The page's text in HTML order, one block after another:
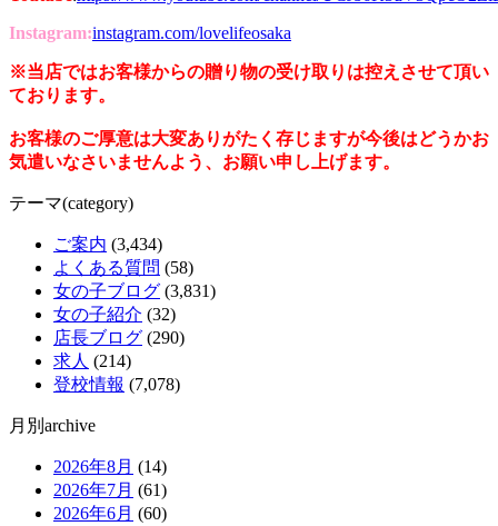
Instagram:instagram.com/lovelifeosaka
※当店ではお客様からの贈り物の受け取りは控えさせて頂い
ております。
お客様のご厚意は大変ありがたく存じますが今後はどうかお
気遣いなさいませんよう、お願い申し上げます。
テーマ(category)
ご案内 (3,434)
よくある質問 (58)
女の子ブログ (3,831)
女の子紹介 (32)
店長ブログ (290)
求人 (214)
登校情報 (7,078)
月別archive
2026年8月 (14)
2026年7月 (61)
2026年6月 (60)